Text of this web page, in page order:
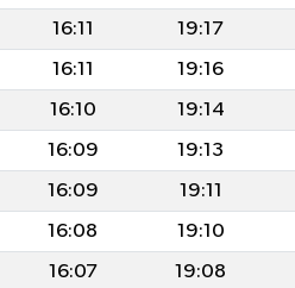
16:11 19:17
16:11 19:16
16:10 19:14
16:09 19:13
16:09 19:11
16:08 19:10
16:07 19:08